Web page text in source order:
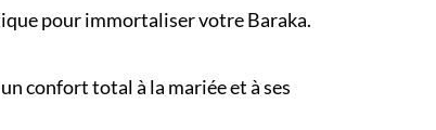
pour immortaliser votre Baraka.
confort total à la mariée et à ses